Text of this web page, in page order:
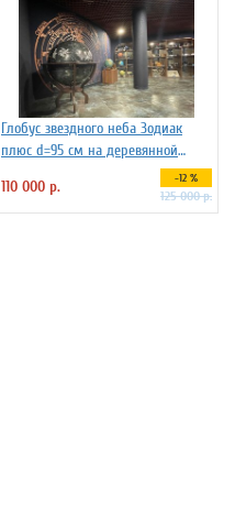
Глобус звездного неба Зодиак
плюс d=95 см на деревянной
подставка на ножках , арт. 227733
110 000 р. -12 %
125 000 р.